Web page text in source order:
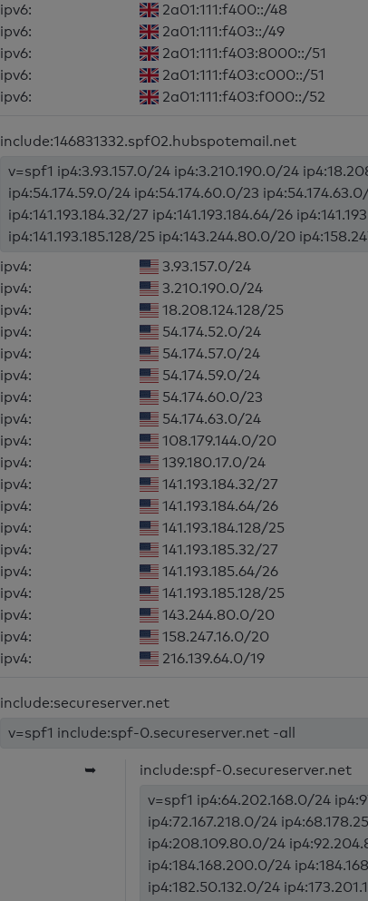
ipv6:
2a01:111:f400::/48
ipv6:
2a01:111:f403::/49
ipv6:
2a01:111:f403:8000::/51
ipv6:
2a01:111:f403:c000::/51
ipv6:
2a01:111:f403:f000::/52
include:146831332.spf02.hubspotemail.net
v=spf1 ip4:3.93.157.0/24 ip4:3.210.190.0/24
ip4:54.174.59.0/24 ip4:54.174.60.0/23
ip4:141.193.184.32/27 ip4:141.193.184.64/26
ip4:141.193.185.128/25 ip4:143.244.80.0/20
ipv4:
3.93.157.0/24
ipv4:
3.210.190.0/24
ipv4:
18.208.124.128/25
ipv4:
54.174.52.0/24
ipv4:
54.174.57.0/24
ipv4:
54.174.59.0/24
ipv4:
54.174.60.0/23
ipv4:
54.174.63.0/24
ipv4:
108.179.144.0/20
ipv4:
139.180.17.0/24
ipv4:
141.193.184.32/27
ipv4:
141.193.184.64/26
ipv4:
141.193.184.128/25
ipv4:
141.193.185.32/27
ipv4:
141.193.185.64/26
ipv4:
141.193.185.128/25
ipv4:
143.244.80.0/20
ipv4:
158.247.16.0/20
ipv4:
216.139.64.0/19
include:secureserver.net
v=spf1 include:spf-0.secureserver.net -all
➥
include:spf-0.secureserver.net
v=spf1 ip4:64.202.168.0/24
ip4:72.167.218.0/24
ip4:208.109.80.0/24
ip4:184.168.200.0/24
ip4:182.50.132.0/24